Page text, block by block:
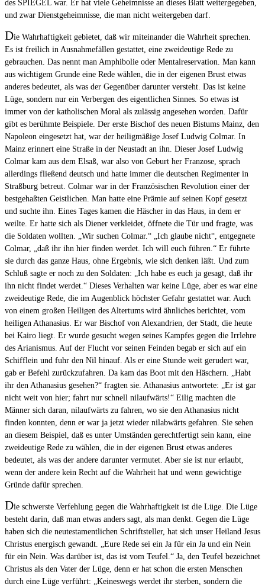
des SPIEGEL war. Er hat viele Geheimnisse an dieses Blatt weitergegeben,
und zwar Dienstgeheimnisse, die man nicht weitergeben darf.
Die Wahrhaftigkeit gebietet, daß wir miteinander die Wahrheit sprechen.
Es ist freilich in Ausnahmefällen gestattet, eine zweideutige Rede zu
gebrauchen. Das nennt man Amphibolie oder Mentalreservation. Man kann
aus wichtigem Grunde eine Rede wählen, die in der eigenen Brust etwas
anderes bedeutet, als was der Gegenüber darunter versteht. Das ist keine
Lüge, sondern nur ein Verbergen des eigentlichen Sinnes. So etwas ist
immer von der katholischen Moral als zulässig angesehen worden. Dafür
gibt es berühmte Beispiele. Der erste Bischof des neuen Bistums Mainz, den
Napoleon eingesetzt hat, war der heiligmäßige Josef Ludwig Colmar. In
Mainz erinnert eine Straße in der Neustadt an ihn. Dieser Josef Ludwig
Colmar kam aus dem Elsaß, war also von Geburt her Franzose, sprach
allerdings fließend deutsch und hatte immer die deutschen Regimenter in
Straßburg betreut. Colmar war in der Französischen Revolution einer der
bestgehaßten Geistlichen. Man hatte eine Prämie auf seinen Kopf gesetzt
und suchte ihn. Eines Tages kamen die Häscher in das Haus, in dem er
weilte. Er hatte sich als Diener verkleidet, öffnete die Tür und fragte, was
die Soldaten wollten. „Wir suchen Colmar.“ „Ich glaube nicht“, entgegnete
Colmar, „daß ihr ihn hier finden werdet. Ich will euch führen.“ Er führte
sie durch das ganze Haus, ohne Ergebnis, wie sich denken läßt. Und zum
Schluß sagte er noch zu den Soldaten: „Ich habe es euch ja gesagt, daß ihr
ihn nicht findet werdet.“ Dieses Verhalten war keine Lüge, aber es war eine
zweideutige Rede, die im Augenblick höchster Gefahr gestattet war. Auch
von einem großen Heiligen des Altertums wird ähnliches berichtet, vom
heiligen Athanasius. Er war Bischof von Alexandrien, der Stadt, die heute
bei Kairo liegt. Er wurde gesucht wegen seines Kampfes gegen die Irrlehre
des Arianismus. Auf der Flucht vor seinen Feinden begab er sich auf ein
Schifflein und fuhr den Nil hinauf. Als er eine Stunde weit gerudert war,
gab er Befehl zurückzufahren. Da kam das Boot mit den Häschern. „Habt
ihr den Athanasius gesehen?“ fragten sie. Athanasius antwortete: „Er ist gar
nicht weit von hier; fahrt nur schnell nilaufwärts!“ Eilig machten die
Männer sich daran, nilaufwärts zu fahren, wo sie den Athanasius nicht
finden konnten, denn er war ja jetzt wieder nilabwärts gefahren. Sie sehen
an diesem Beispiel, daß es unter Umständen gerechtfertigt sein kann, eine
zweideutige Rede zu wählen, die in der eigenen Brust etwas anderes
bedeutet, als was der andere darunter vermutet. Aber sie ist nur erlaubt,
wenn der andere kein Recht auf die Wahrheit hat und wenn gewichtige
Gründe dafür sprechen.
Die schwerste Verfehlung gegen die Wahrhaftigkeit ist die Lüge. Die Lüge
besteht darin, daß man etwas anders sagt, als man denkt. Gegen die Lüge
haben sich die neutestamentlichen Schriftsteller, hat sich unser Heiland Jesus
Christus energisch gewandt. „Eure Rede sei ein Ja für ein Ja und ein Nein
für ein Nein. Was darüber ist, das ist vom Teufel.“ Ja, den Teufel bezeichnet
Christus als den Vater der Lüge, denn er hat schon die ersten Menschen
durch eine Lüge verführt: „Keineswegs werdet ihr sterben, sondern die